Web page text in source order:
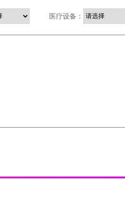
医疗设备：